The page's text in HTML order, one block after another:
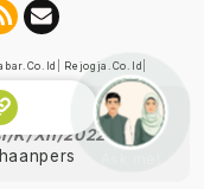
Rejogja.co.id
Pers
K/XII/2022